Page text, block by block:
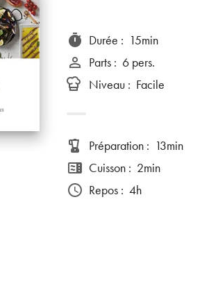
timer Durée : 15min
person_outline Parts: 6 pers.
Niveau: Facile
blender Préparation: 13min
microwave Cuisson: 2min
access_time Repos: 4h